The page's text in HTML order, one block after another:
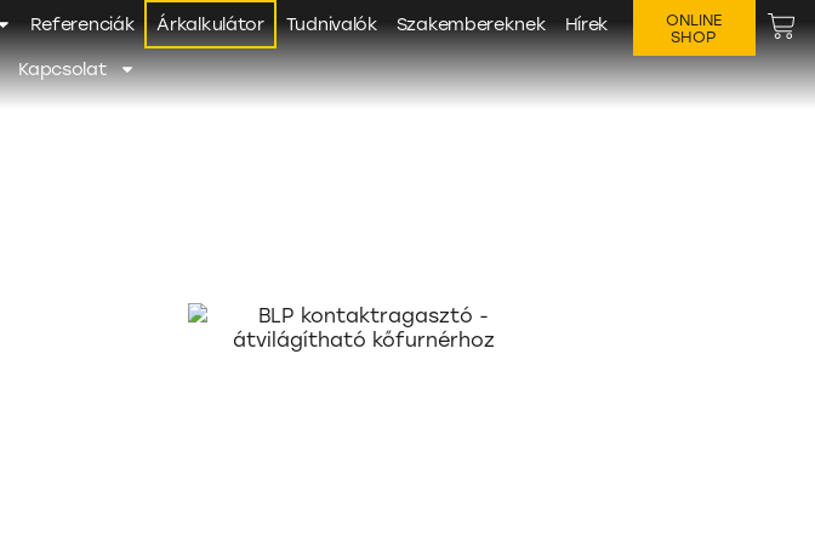
Referenciák Árkalkulátor Tudnivalók Szakembereknek
Hírek
Kapcsolat
ONLINE
SHOP